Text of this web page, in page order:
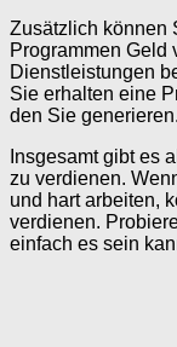
Zusätzlich können
Programmen Geld
Dienstleistungen
Sie erhalten eine
den Sie generieren.
Insgesamt gibt es
zu verdienen.
und hart arbeiten,
verdienen.
einfach es sein